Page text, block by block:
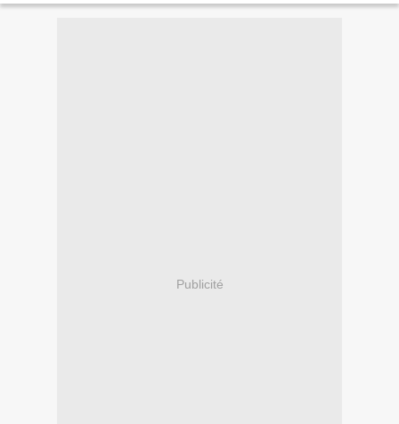
Publicité